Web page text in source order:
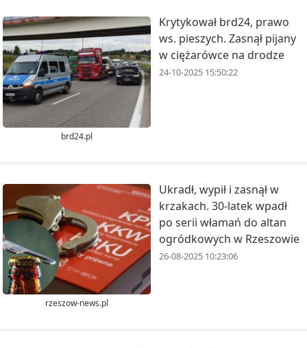
brd24.pl
Krytykował brd24, prawo
ws. pieszych. Zasnął pijany
w ciężarówce na drodze
24-10-2025 15:50:22
rzeszow-news.pl
Ukradł, wypił i zasnął w
krzakach. 30-latek wpadł
po serii włamań do altan
ogródkowych w Rzeszowie
26-08-2025 10:23:06